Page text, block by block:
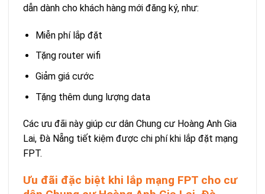
dẫn dành cho khách hàng mới đăng ký, như:
Miễn phí lắp đặt
Tặng router wifi
Giảm giá cước
Tặng thêm dung lượng data
Các ưu đãi này giúp cư dân Chung cư Hoàng Anh Gia
Lai, Đà Nẵng tiết kiệm được chi phí khi lắp đặt mạng
FPT.
Ưu đãi đặc biệt khi lắp mạng FPT cho cư